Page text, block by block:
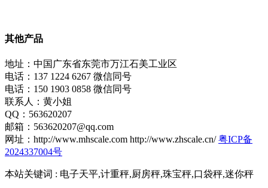
其他产品
地址：中国广东省东莞市万江石美工业区
电话：137 1224 6267 微信同号
电话：150 1903 0858 微信同号
联系人：黄小姐
QQ：563620207
邮箱：563620207@qq.com
网址：http://www.mhscale.com http://www.zhscale.cn/粤ICP备
2024337004号
本站关键词 : 电子天平,计重秤,厨房秤,珠宝秤,口袋秤,迷你秤